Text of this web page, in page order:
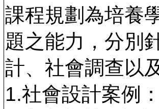
課程規劃為培養
題之能力，分別
計、社會調查以
1.社會設計案例